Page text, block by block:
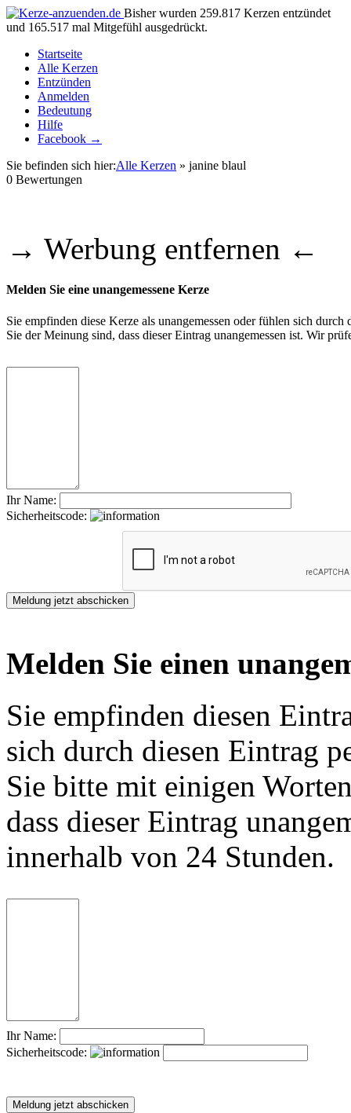
Bisher wurden 259.817 Kerzen entzündet
und 165.517 mal Mitgefühl ausgedrückt.
Startseite
Alle Kerzen
Entzünden
Anmelden
Bedeutung
Hilfe
Facebook →
Sie befinden sich hier:Alle Kerzen » janine blaul
0 Bewertungen
→ Werbung entfernen ←
Melden Sie eine unangemessene Kerze
Sie empfinden diese Kerze als unangemessen oder fühlen sich
Sie der Meinung sind, dass dieser Eintrag unangemessen ist. Wir
Ihr Name:
Sicherheitscode:
Melden Sie einen
Sie empfinden diesen
sich durch diesen Eintrag
Sie bitte mit einigen
dass dieser Eintrag
innerhalb von 24 Stunden.
Ihr Name:
Sicherheitscode: